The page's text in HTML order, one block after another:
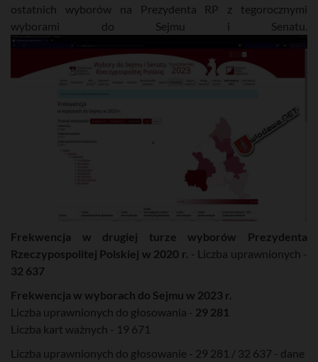
ostatnich wyborów na Prezydenta RP z tegorocznymi
wyborami do Sejmu i Senatu.
Frekwencja w drugiej turze wyborów Prezydenta
Rzeczypospolitej Polskiej w 2020 r. - Liczba uprawnionych -
32 637
Frekwencja w wyborach do Sejmu w 2023 r.
Liczba uprawnionych do głosowania - 29 281
Liczba kart ważnych - 19 671
Liczba uprawnionych do głosowanie - 29 281 / 32 637 - dane